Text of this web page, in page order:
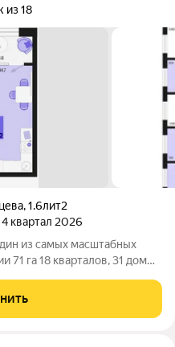
из 18
,1.6лит2
4 квартал 2026
из самых масштабных
71 га 18 кварталов, 31 дом
бульвар «Круг семьи»,